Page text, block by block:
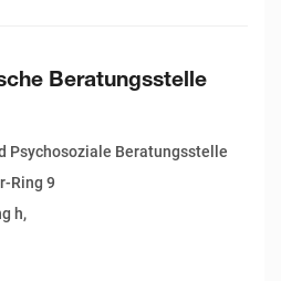
Beratungsstelle
Psychosoziale Beratungsstelle
Ring 9
h,